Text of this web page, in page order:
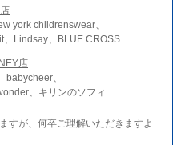
york childrenswear、
、Lindsay、BLUE CROSS
店
babycheer、
、キリンのソフィ
すが、何卒ご理解いただきますよ